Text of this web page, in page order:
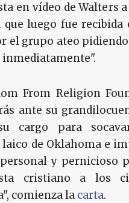
en vídeo de Walters
que luego fue recibida
el grupo ateo pidiendo
From Religion
ante su
cargo para
laico de Oklahoma e
y pernicioso
cristiano a los
comienza la carta.